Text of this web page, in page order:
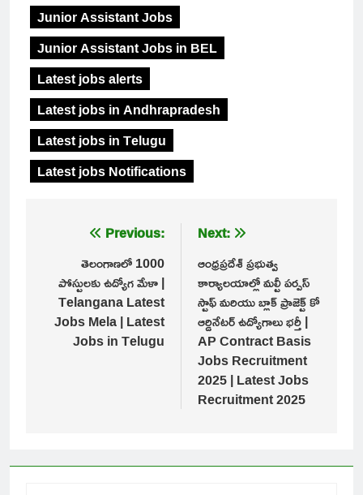
Junior Assistant Jobs
Junior Assistant Jobs in BEL
Latest jobs alerts
Latest jobs in Andhrapradesh
Latest jobs in Telugu
Latest jobs Notifications
navigation
Previous:
తెలంగాణలో 1000
పోస్టులకు ఉద్యోగ మేళా |
Telangana Latest
Jobs Mela | Latest
Jobs in Telugu
Next:
ఆంధ్రప్రదేశ్ ప్రభుత్వ
కార్యాలయాల్లో మల్టీ పర్పస్
స్టాఫ్ మరియు బ్లాక్ ప్రాజెక్ట్ కో
ఆర్డినేటర్ ఉద్యోగాలు భర్తీ |
AP Contract Basis
Jobs Recruitment
2025 | Latest Jobs
Recruitment 2025